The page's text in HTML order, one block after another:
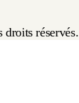
réservés.